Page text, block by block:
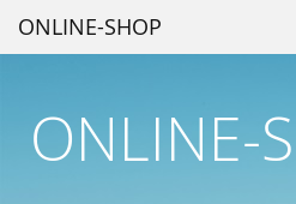
ONLINE-SHOP
ONLINE-